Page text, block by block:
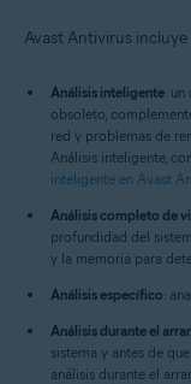
Avast Antivirus
Análisis inteligente:
obsoleto,
red y problemas de
Análisis inteligente,
inteligente en Avast
Análisis completo de
profundidad del
y la memoria para
Análisis específico:
Análisis durante el
sistema y antes de
análisis durante el